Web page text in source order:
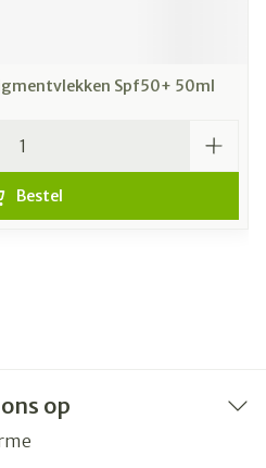
Spf50+ 50ml
Bestel
op